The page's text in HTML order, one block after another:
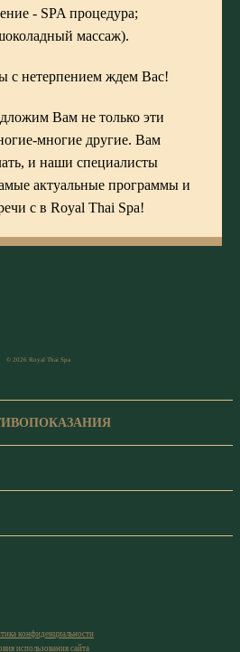
- SPA процедура;
массаж).
нетерпением ждем Вас!
Вам не только эти
многие другие. Вам
и наши специалисты
актуальные программы и
с в Royal Thai Spa!
© 2026 Royal Thai Spa
конфиденциальности
использования сайта